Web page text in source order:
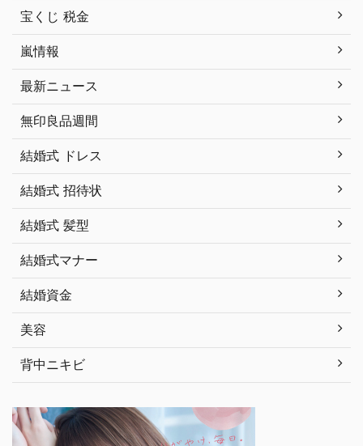
宝くじ 税金
嵐情報
最新ニュース
無印良品週間
結婚式 ドレス
結婚式 招待状
結婚式 髪型
結婚式マナー
結婚資金
美容
背中ニキビ